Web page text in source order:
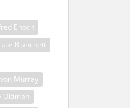
Enoch
Blanchett
Murray
Oldman